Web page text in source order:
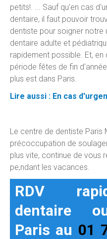
petits!. ... Sauf qu'en cas
dentaire, il faut pouvoir
dentiste pour soigner notre
dentaire adulte et
rapidement possible. Et, en
période fêtes de fin
plus est dans Paris.
Lire aussi : En cas
Le centre de dentiste Paris
précoccupation de
plus vite, continue de vous
pe,ndant les vacances.
RDV
dentaire
Paris au 01